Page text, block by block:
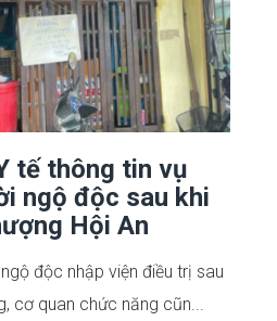
tế thông tin vụ
ngộ độc sau khi
Hội An
độc nhập viện điều trị sau
cơ quan chức năng cũn...